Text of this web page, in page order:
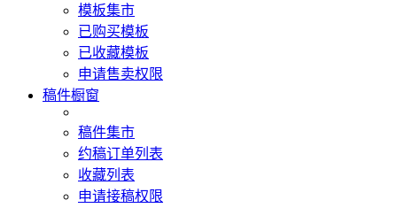
模板集市
已购买模板
已收藏模板
申请售卖权限
稿件橱窗
稿件集市
约稿订单列表
收藏列表
申请接稿权限